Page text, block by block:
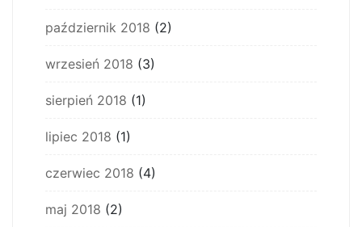
październik 2018 (2)
wrzesień 2018 (3)
sierpień 2018 (1)
lipiec 2018 (1)
czerwiec 2018 (4)
maj 2018 (2)